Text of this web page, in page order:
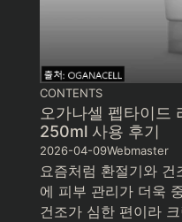
CONTENTS
오가나셀 펩타이드
250ml 사용 후기
2026-04-09Webmaster
요즘처럼 환절기와 건
에 피부 관리가 더욱
건조가 심한 편이라